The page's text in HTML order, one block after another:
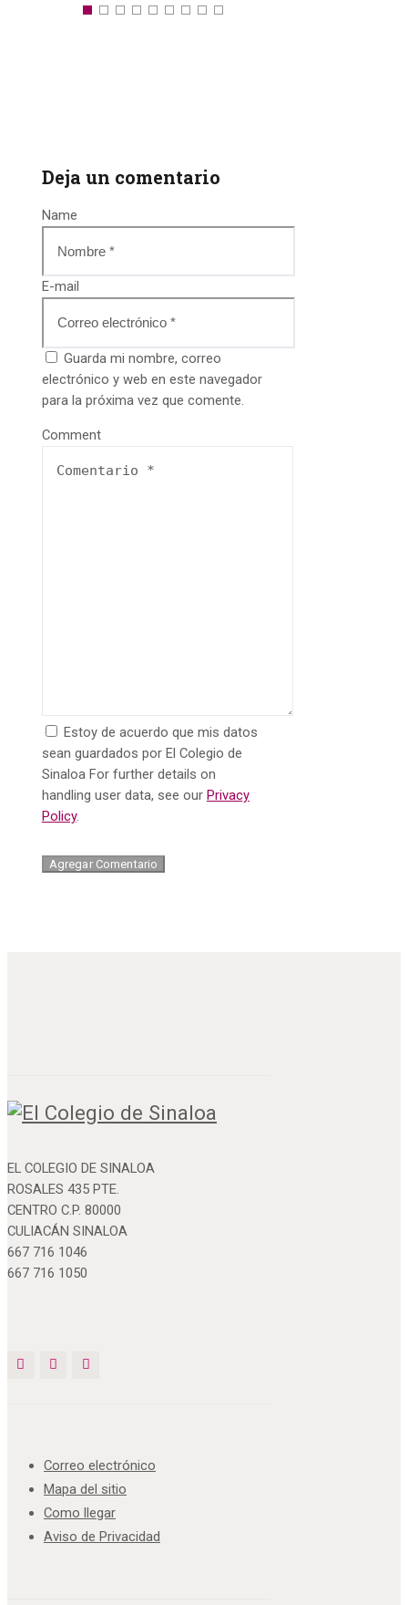
Deja un comentario
Name
E-mail
Guarda mi nombre, correo
electrónico y web en este navegador
para la próxima vez que comente.
Comment
Estoy de acuerdo que mis datos
sean guardados por El Colegio de
Sinaloa For further details on
handling user data, see our Privacy
Policy.
EL COLEGIO DE SINALOA
ROSALES 435 PTE.
CENTRO C.P. 80000
CULIACÁN SINALOA
667 716 1046
667 716 1050
Correo electrónico
Mapa del sitio
Como llegar
Aviso de Privacidad